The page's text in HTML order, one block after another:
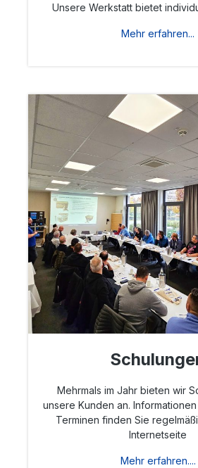
Unsere Werkstatt bietet
Mehr erfahren...
Mehrmals im Jahr bieten wir
unsere Kunden an.
Terminen finden Sie
Internetseite
Mehr erfahren....